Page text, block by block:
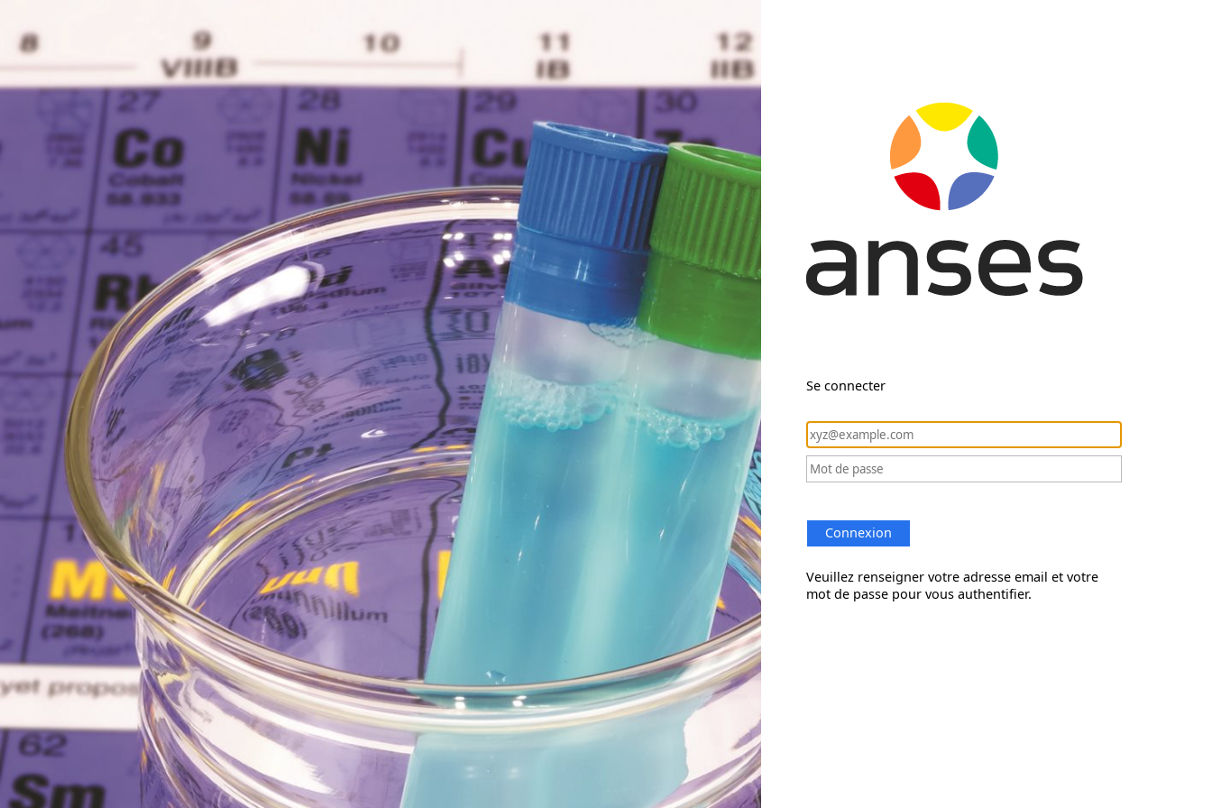
Se connecter
Connexion
Veuillez renseigner votre adresse email et votre
mot de passe pour vous authentifier.